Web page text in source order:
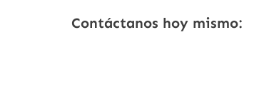
Contáctanos hoy mismo: